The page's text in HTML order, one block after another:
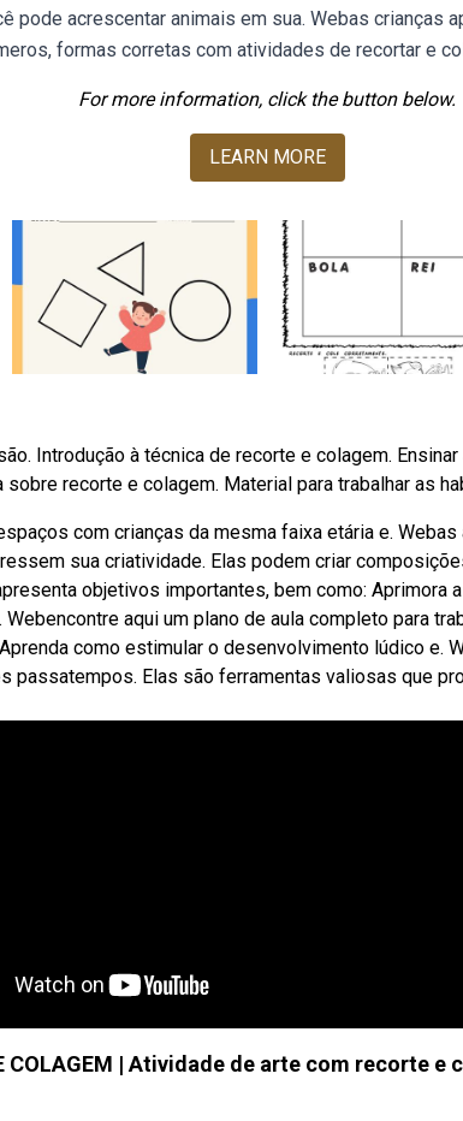
pode acrescentar animais em sua. Webas crianças
formas corretas com atividades de recortar e
For more information, click the button below.
LEARN MORE
Introdução à técnica de recorte e colagem.
recorte e colagem. Material para trabalhar as
com crianças da mesma faixa etária e.
sua criatividade. Elas podem criar
objetivos importantes, bem como: Aprimora
aqui um plano de aula completo para
como estimular o desenvolvimento lúdico e.
passatempos. Elas são ferramentas valiosas que
E COLAGEM | Atividade de arte com recorte